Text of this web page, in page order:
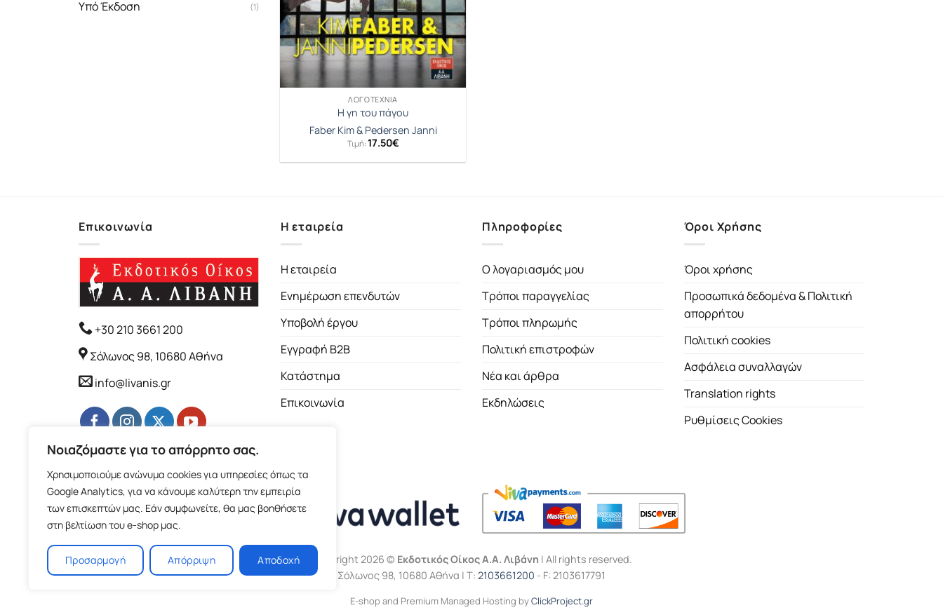
Νοιαζόμαστε για το απόρρητο σας.
Χρησιμοποιούμε ανώνυμα cookies για υπηρεσίες όπως τα
Google Analytics, για να κάνουμε καλύτερη την εμπειρία
των επισκεπτών μας. Εάν συμφωνείτε, θα μας βοηθήσετε
στη βελτίωση του e-shop μας.
Προσαρμογή Απόρριψη Αποδοχή
Υπό Έκδοση (1)
ΛΟΓΟΤΕΧΝΊΑ
Η γη του πάγου
Faber Kim & Pedersen Janni
Τιμή:17.50€
Επικοινωνία
+30 210 3661 200
Σόλωνος 98, 10680 Αθήνα
info@livanis.gr
Η εταιρεία
Η εταιρεία
Ενημέρωση επενδυτών
Υποβολή έργου
Εγγραφή B2B
Κατάστημα
Επικοινωνία
Πληροφορίες
Ο λογαριασμός μου
Τρόποι παραγγελίας
Τρόποι πληρωμής
Πολιτική επιστροφών
Νέα και άρθρα
Εκδηλώσεις
Όροι Χρήσης
Όροι χρήσης
Προσωπικά δεδομένα & Πολιτική
απορρήτου
Πολιτική cookies
Ασφάλεια συναλλαγών
Translation rights
Ρυθμίσεις Cookies
Copyright 2026 © Εκδοτικός Οίκος Α.Α. Λιβάνη | All rights reserved.
Σόλωνος 98, 10680 Αθήνα | Τ: 2103661200 - F: 2103617791
E-shop and Premium Managed Hosting byClickProject.gr